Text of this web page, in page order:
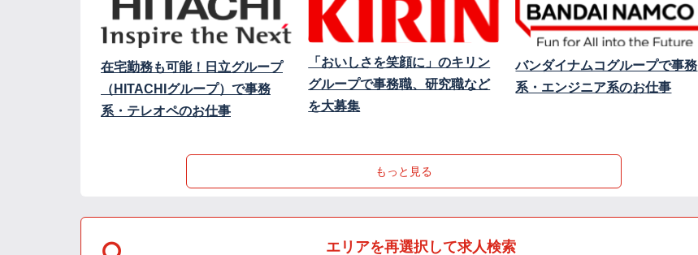
在宅勤務も可能！日立グループ
（HITACHIグループ）で事務
系・テレオペのお仕事
「おいしさを笑顔に」のキリン
グループで事務職、研究職など
を大募集
バンダイナムコグループで事務
系・エンジニア系のお仕事
もっと見る
エリアを再選択して求人検索